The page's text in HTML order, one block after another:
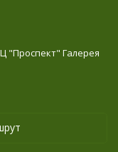
"Проспект" Галерея